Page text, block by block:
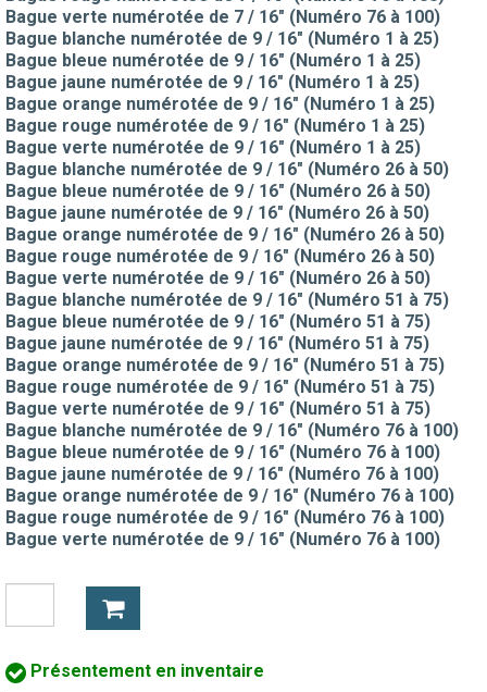
Bague verte numérotée de 7 / 16" (Numéro 76 à 100)
Bague blanche numérotée de 9 / 16" (Numéro 1 à 25)
Bague bleue numérotée de 9 / 16" (Numéro 1 à 25)
Bague jaune numérotée de 9 / 16" (Numéro 1 à 25)
Bague orange numérotée de 9 / 16" (Numéro 1 à 25)
Bague rouge numérotée de 9 / 16" (Numéro 1 à 25)
Bague verte numérotée de 9 / 16" (Numéro 1 à 25)
Bague blanche numérotée de 9 / 16" (Numéro 26 à 50)
Bague bleue numérotée de 9 / 16" (Numéro 26 à 50)
Bague jaune numérotée de 9 / 16" (Numéro 26 à 50)
Bague orange numérotée de 9 / 16" (Numéro 26 à 50)
Bague rouge numérotée de 9 / 16" (Numéro 26 à 50)
Bague verte numérotée de 9 / 16" (Numéro 26 à 50)
Bague blanche numérotée de 9 / 16" (Numéro 51 à 75)
Bague bleue numérotée de 9 / 16" (Numéro 51 à 75)
Bague jaune numérotée de 9 / 16" (Numéro 51 à 75)
Bague orange numérotée de 9 / 16" (Numéro 51 à 75)
Bague rouge numérotée de 9 / 16" (Numéro 51 à 75)
Bague verte numérotée de 9 / 16" (Numéro 51 à 75)
Bague blanche numérotée de 9 / 16" (Numéro 76 à 100)
Bague bleue numérotée de 9 / 16" (Numéro 76 à 100)
Bague jaune numérotée de 9 / 16" (Numéro 76 à 100)
Bague orange numérotée de 9 / 16" (Numéro 76 à 100)
Bague rouge numérotée de 9 / 16" (Numéro 76 à 100)
Bague verte numérotée de 9 / 16" (Numéro 76 à 100)
Présentement en inventaire